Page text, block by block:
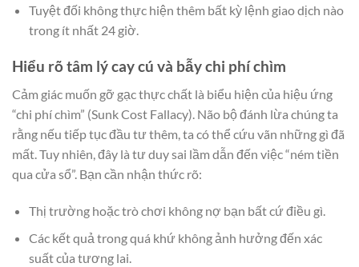
Tuyệt đối không thực hiện thêm bất kỳ lệnh giao dịch nào
trong ít nhất 24 giờ.
Hiểu rõ tâm lý cay cú và bẫy chi phí chìm
Cảm giác muốn gỡ gạc thực chất là biểu hiện của hiệu ứng
“chi phí chìm” (Sunk Cost Fallacy). Não bộ đánh lừa chúng ta
rằng nếu tiếp tục đầu tư thêm, ta có thể cứu vãn những gì đã
mất. Tuy nhiên, đây là tư duy sai lầm dẫn đến việc “ném tiền
qua cửa sổ”. Bạn cần nhận thức rõ:
Thị trường hoặc trò chơi không nợ bạn bất cứ điều gì.
Các kết quả trong quá khứ không ảnh hưởng đến xác
suất của tương lai.